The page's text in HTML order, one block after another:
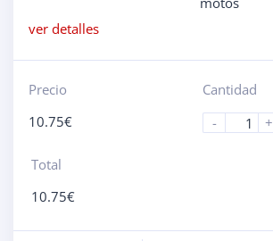
ver detalles
Precio
10.75€
Cantidad
-
+
Total
10.75€